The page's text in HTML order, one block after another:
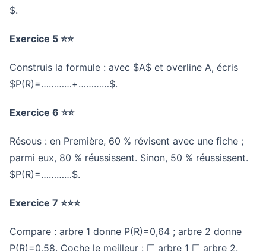
$.
Exercice 5 ⭐⭐
Construis la formule : avec $A$ et overline A, écris
$P(R)=…………+…………$.
Exercice 6 ⭐⭐
Résous : en Première, 60 % révisent avec une fiche ;
parmi eux, 80 % réussissent. Sinon, 50 % réussissent.
$P(R)=…………$.
Exercice 7 ⭐⭐⭐
Compare : arbre 1 donne P(R)=0,64 ; arbre 2 donne
P(R)=0,58. Coche le meilleur : ☐ arbre 1 ☐ arbre 2.